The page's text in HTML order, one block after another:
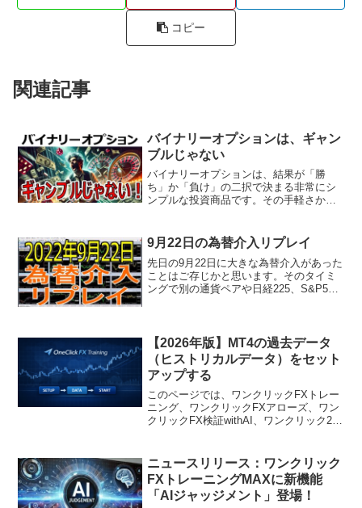
コピー
関連記事
バイナリーオプションは、ギャン
ブルじゃない
バイナリーオプションは、結果が「勝
ち」か「負け」の二択で決まる非常にシ
ンプルな投資商品です。その手軽さか
った短期間で結果が出る取引は、スリリ
ングで魅力的です。しかし...
9月22日の為替介入リプレイ
先日の9月22日に大きな為替介入があった
ことはご存じかと思います。そのタイミ
ングで別の通貨ペアや日経225、S&P500
るべくリ...
【2026年版】MT4の過去データ
（ヒストリカルデータ）をセット
アップする
このページでは、ワンクリックFXトレー
ニング、ワンクリックFXアローズ、ワン
クリックFX検証withAI、ワンクリック225
系ツールで使用する「過去データの準備
方法」...
ニュースリリース：ワンクリック
FXトレーニングMAXに新機能
「AIジャッジメント」登場！